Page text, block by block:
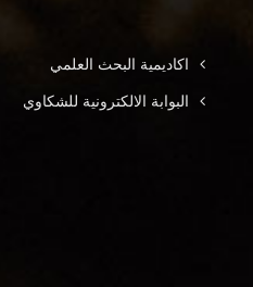
اكاديمية البحث العلمي
البوابة الالكترونية للشكاوي